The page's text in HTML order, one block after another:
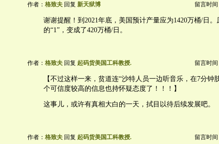
作者： 格致夫 回复 新天狱博 留言时间
谢谢提醒！到2021年底，美国预计产量应为1420万桶/日
的“1”，变成了420万桶/日。
作者： 格致夫 回复 起码货美国工科教授. 留言时间
【不过这样一来，贫道连“沙特人员一边听音乐，在7分钟
个可信度较高的信息也持怀疑态度了！！！】
这事儿，或许有真相大白的一天，拭目以待后续发展吧。
作者： 格致夫 回复 起码货美国工科教授. 留言时间